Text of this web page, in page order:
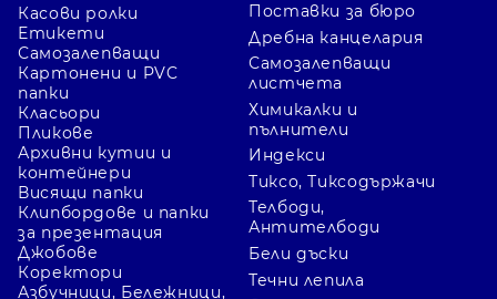
Касови ролки
Етикети
Самозалепващи
Картонени и PVC
папки
Класьори
Пликове
Архивни кутии и
контейнери
Висящи папки
Клипбордове и папки
за презентация
Джобове
Коректори
Азбучници, Бележници,
Поставки за бюро
Дребна канцелария
Самозалепващи
листчета
Химикалки и
пълнители
Индекси
Тиксо, Тиксодържачи
Телбоди,
Антителбоди
Бели дъски
Течни лепила